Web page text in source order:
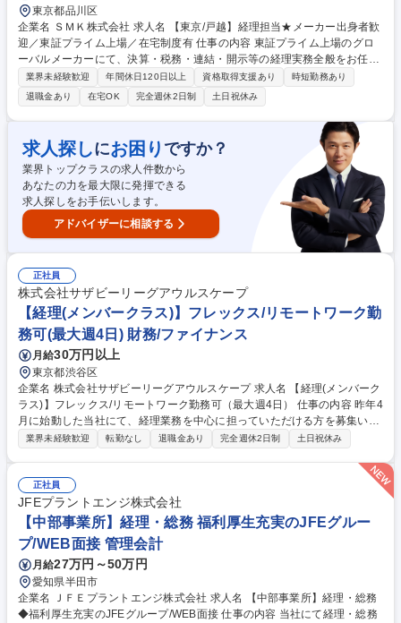
東京都品川区
企業名 ＳＭＫ株式会社 求人名 【東京/戸越】経理担当★メーカー出身者歓
迎／東証プライム上場／在宅制度有 仕事の内容 東証プライム上場のグロ
ーバルメーカーにて、決算・税務・連結・開示等の経理実務全般をお任せ
します。スキルに応じ管理会計高度化や経理ＤＸ、国際税務等の全社プロ
ジェクトにも参画いただきます。 【詳細】(1)月次・年次決算、税務申
告・税務調査対応 (2)連結決算業務、有価証券報告書等の開示書類作成 (3)
公認会計士による会計監査対応 (4)各種プロジェクト参画（管理会計の高
度化、経理業務ＤＸ、国際税務など） ★ご経験やスキルを考慮の上、担当
業務を決定します。単なるルーティンに留まらず、業務自動化や制度設計
など組織の高度化を牽引するプロジェクトで力を発揮できる環境です。 募
集職種 【東京/戸越】経理担当★メーカー出身者歓迎／東証プライム上場
／在宅制度有
業界未経験歓迎 年間休日120日以上 資格取得支援あり
時短勤務あり
退職金あり
在宅OK 完全週休2日制 土日祝休み
求人探しにお困り ですか？
業界トップクラスの求人件数から
あなたの力を最大限に発揮できる
求人探しをお手伝いします。
アドバイザーに相談する
正社員
株式会社サザビーリーグアウルスケープ
【経理(メンバークラス)】フレックス/リモートワーク勤
務可(最大週4日) 財務/ファイナンス
月給30万円以上
東京都渋谷区
企業名 株式会社サザビーリーグアウルスケープ 求人名 【経理(メンバーク
ラス)】フレックス/リモートワーク勤務可（最大週4日） 仕事の内容 昨年4
月に始動した当社にて、経理業務を中心に担っていただける方を募集いた
します。 事業成長と組織拡大を見据え、バックオフィス体制の強化を進め
半期／年次決算対応 ■経費精算、記帳、各種レポート作成 ■請求／支払／
入出金管理、キャッシュフロー管理 ■固定資産管理（またはその補助業
務）■予実管理および分析サポート ■親会社、監査法人、税理士との連携
◇将来的には、経理領域にとどまらず、バックオフィス全般（法務・総
務・経営管理など）を横断的に担っていただくことを期待しています◇ 募
集職種 【経理(メンバークラス)】フレックス/リモートワーク勤務可（最大
週4日）
業界未経験歓迎 転勤なし 退職金あり 完全週休2日制 土日祝休み
正社員
JFEプラントエンジ株式会社
【中部事業所】経理・総務 福利厚生充実のJFEグルー
プ/WEB面接 管理会計
月給27万円～50万円
愛知県半田市
企業名 ＪＦＥプラントエンジ株式会社 求人名 【中部事業所】経理・総務
◆福利厚生充実のJFEグループ/WEB面接 仕事の内容 当社にて経理・総務